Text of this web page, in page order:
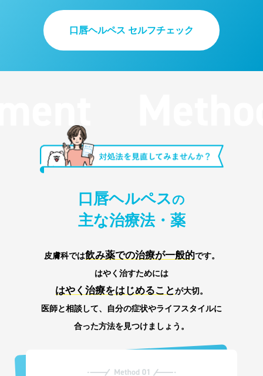
口唇ヘルペス セルフチェック
口唇ヘルペスの
主な治療法・薬
皮膚科では飲み薬での治療が一般的です。
はやく治すためには
はやく治療をはじめることが大切。
医師と相談して、自分の症状やライフスタイルに
合った方法を見つけましょう。